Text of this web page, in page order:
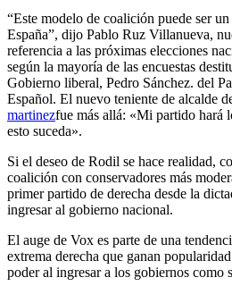
“Este modelo de coalición puede ser
España”, dijo Pablo Ruz Villanueva,
referencia a las próximas elecciones
según la mayoría de las encuestas
Gobierno liberal, Pedro Sánchez. del
Español. El nuevo teniente de alcalde
martinezfue más allá: «Mi partido hará
esto suceda».
Si el deseo de Rodil se hace realidad,
coalición con conservadores más
primer partido de derecha desde la
ingresar al gobierno nacional.
El auge de Vox es parte de una
extrema derecha que ganan
poder al ingresar a los gobiernos como